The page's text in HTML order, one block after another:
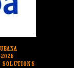
SOLUTIONS